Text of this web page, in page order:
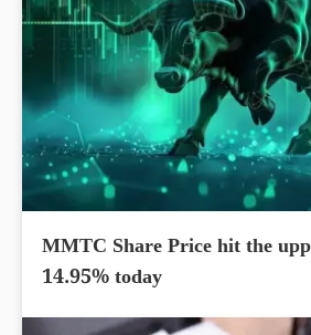
MMTC Share Price hit the
14.95% today